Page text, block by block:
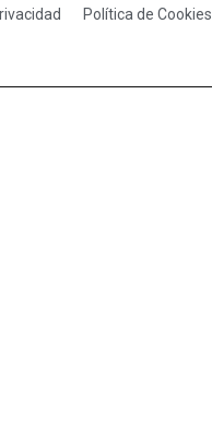
Política de Cookies